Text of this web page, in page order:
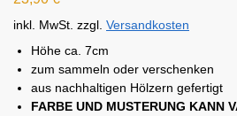
inkl. MwSt. zzgl. Versandkosten
Höhe ca. 7cm
zum sammeln oder verschenken
aus nachhaltigen Hölzern gefertigt
FARBE UND MUSTERUNG KANN